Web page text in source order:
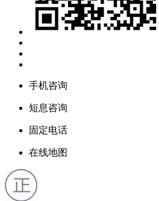
手机咨询
短息咨询
固定电话
在线地图